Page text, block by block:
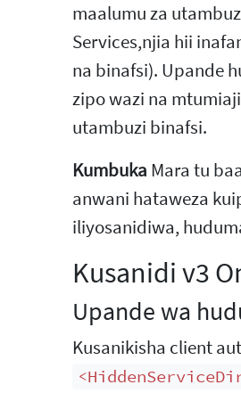
maalumu za
Services,njia hii
na binafsi). Upande
zipo wazi na
utambuzi binafsi.
Kumbuka Mara tu
anwani hataweza
iliyosanidiwa,
Kusanidi v3
Upande wa
Kusanikisha client